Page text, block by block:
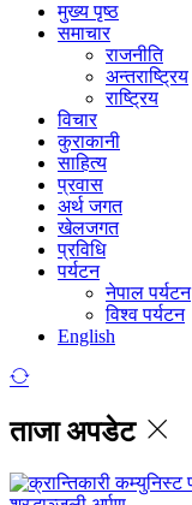
मुख्य पृष्ठ
समाचार
राजनीति
अन्तराष्ट्रिय
राष्ट्रिय
विचार
कुराकानी
साहित्य
प्रवास
अर्थ जगत
खेलजगत
प्रविधि
पर्यटन
नेपाल पर्यटन
विश्व पर्यटन
English
ताजा अपडेट